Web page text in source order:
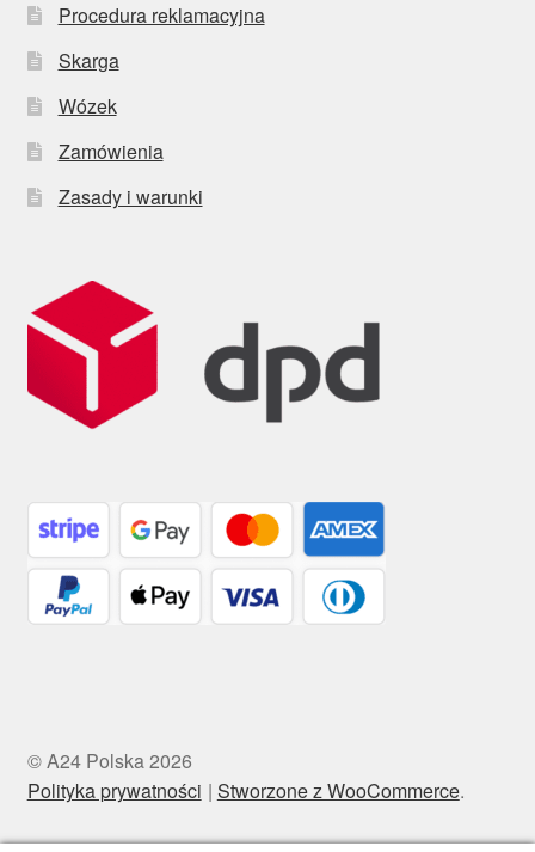
Procedura reklamacyjna
Skarga
Wózek
Zamówienia
Zasady i warunki
© A24 Polska 2026
Polityka prywatności
Stworzone z WooCommerce.